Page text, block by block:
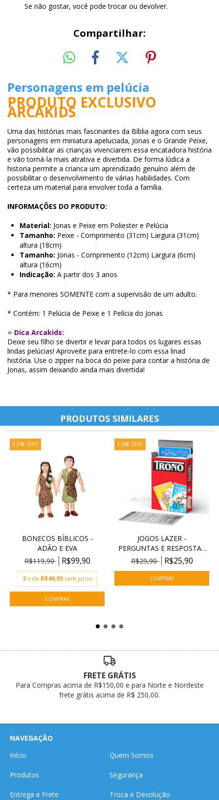
Se não gostar, você pode trocar ou devolver.
Compartilhar:
Personagens em pelúcia
PRODUTO EXCLUSIVO
ARCAKIDS
Uma das histórias mais fascinantes da Bíblia agora com seus
personagens em miniatura apeluciada, Jonas e o Grande Peixe,
vão possibilitar as crianças vivenciarem essa encatadora história
e vão torná-la mais atrativa e divertida. De forma lúdica a
historia permite a crianca um aprendizado genuíno além de
possibilitar o desenvolvimento de várias habilidades. Com
certeza um material para envolver toda a família.
INFORMAÇÕES DO PRODUTO:
Material: Jonas e Peixe em Poliester e Pelúcia
Tamanho: Peixe - Comprimento (31cm) Largura (31cm)
altura (18cm)
Tamanho: Jonas - Comprimento (12cm) Largura (6cm)
altura (16cm)
Indicação: A partir dos 3 anos
* Para menores SOMENTE com a supervisão de um adulto.
* Contém: 1 Pelúcia de Peixe e 1 Pelícia do Jonas
⭐ Dica Arcakids:
Deixe seu filho se divertir e levar para todos os lugares essas
lindas pelúcias! Aproveite para entrete-lo com essa linad
história. Use o zipper na boca do peixe para contar a história de
Jonas, assim deixando ainda mais divertida!
PRODUTOS SIMILARES
17% OFF
BONECOS BÍBLICOS -
ADÃO E EVA
R$119,90
R$99,90
2x de R$49,95 sem juros
13% OFF
JOGOS LAZER -
PERGUNTAS E RESPOSTAS
BÍBL...
R$29,90 R$25,90
FRETE GRÁTIS
Para Compras acima de R$150,00 e para Norte e Nordeste
frete grátis acima de R$ 250,00.
NAVEGAÇÃO
Início
Quem Somos
Produtos Segurança
Entrega e Frete Troca e Devolução